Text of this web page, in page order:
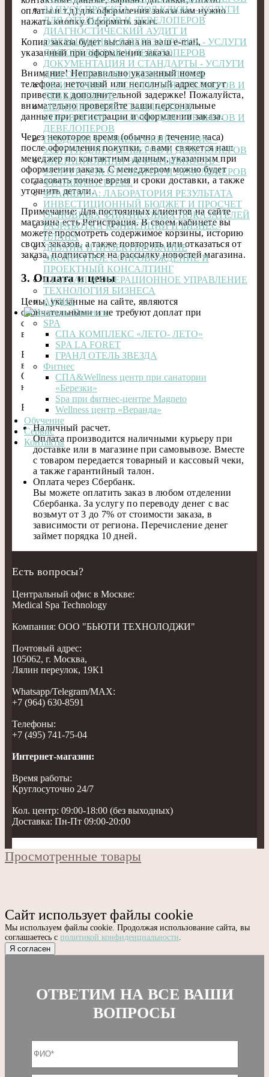
ЗАПУСК ПРОЕКТА «ПОД КЛЮЧ» - УСЛУГИ
ДЛЯ ОТЕЛЬЕРОВ И ДЕВЕЛОПЕРОВ
ДИАГНОСТИЧЕСКИЙ АУДИТ И
ОПЕРАЦИОННАЯ ПЕРЕЗАГРУЗКА - УСЛУГИ
ДЛЯ ОТЕЛЬЕРОВ И ДЕВЕЛОПЕРОВ
ДОКУМЕНТАЦИЯ И СТАНДАРТЫ - УСЛУГИ
ДЛЯ ОТЕЛЬЕРОВ И ДЕВЕЛОПЕРОВ
HR И СЕРВИС - УСЛУГИ ДЛЯ ОТЕЛЬЕРОВ И
ДЕВЕЛОПЕРОВ
МЕДИЦИНСКИЕ СТАНДАРТЫ И
УПРАВЛЕНИЕ - УСЛУГИ ДЛЯ ОТЕЛЬЕРОВ И
ДЕВЕЛОПЕРОВ
ПРОДАЖИ И КЛИЕНТСКИЙ СЕРВИС -
УСЛУГИ ДЛЯ ОТЕЛЬЕРОВ И ДЕВЕЛОПЕРОВ
ОПЕРАЦИОННАЯ ЭФФЕКТИВНОСТЬ -
УСЛУГИ ДЛЯ ОТЕЛЬЕРОВ И ДЕВЕЛОПЕРОВ
ФРАНШИЗА: I-FEEL
ФРАНШИЗА: ЛАБОРАТОРИЯ РЕЗУЛЬТАТА
ИНВЕСТИЦИОННЫЙ БЮДЖЕТ И ПРОСЧЕТ
ОСНОВНЫХ ФИНАНСОВЫХ ПОКАЗАТЕЛЕЙ
РАЗРАБОТКА КОНЦЕПЦИИ И БИЗНЕС-
ПЛАНА
ДИЗАЙН И ПРОЕКТИРОВАНИЕ
ЭКСПЕРТНОЕ СОПРОВОЖДЕНИЕ И
ПРОЕКТНЫЙ КОНСАЛТИНГ
СТАРТАП И ОПЕРАЦИОННОЕ УПРАВЛЕНИЕ
ТЕХНОЛОГИЯ БИЗНЕСА
АУДИТ
Проекты
SPA
СПА КОМПЛЕКС «ЛЕТО- ЛЕТО»
SPA LA FORET
ГРАНД ОТЕЛЬ ЗВЕЗДА
Фитнес
СПА&Wellness центр при санатории
«Березки»
Spa при фитнес-центре Magneto
Wellness центр «Веранда»
Обучение
Сервис
Контакты
оплаты и т.д) для оформления заказа вам нужно
нажать кнопку Оформить заказ.
Копия заказа будет выслана на ваш e-mail,
указанный при оформлении заказа.
Внимание! Неправильно указанный номер
телефона, неточный или неполный адрес могут
привести к дополнительной задержке! Пожалуйста,
внимательно проверяйте ваши персональные
данные при регистрации и оформлении заказа.
Через некоторое время (обычно в течение часа)
после оформления покупки, с вами свяжется наш
менеджер по контактным данным, указанным при
оформлении заказа. С менеджером можно будет
согласовать точное время и сроки доставки, а также
уточнить детали.
Примечание: Для постоянных клиентов на сайте
магазина есть Регистрация. В своем кабинете вы
можете просмотреть содержимое корзины, историю
своих заказов, а также повторить или отказаться от
заказа, подписаться на рассылку новостей магазина.
3. Оплата и цены
Цены, указанные на сайте, являются
окончательными и не требуют доплат при
стандартных условиях поставки. Все налоги
включены в стоимость товара.
Внимание! Для каждого отдельного заказа
возможен только один способ оплаты на ваш выбор.
Оплата заказа по частям различными способами
невозможна.
Возможные способы оплаты:
Наличный расчет.
Оплата производится наличными курьеру при
доставке или в магазине при самовывозе. Вместе
с товаром передается товарный и кассовый чеки,
а также гарантийный талон.
Оплата через Сбербанк.
Вы можете оплатить заказ в любом отделении
Сбербанка. За услугу по переводу денег с вас
возьмут от 3 до 7% от стоимости заказа, в
зависимости от региона. Перечисление денег
займет порядка 10 дней.
Есть вопросы?
Центральный офис в Москве:
Medical Spa Technology
Компания: ООО "БЬЮТИ ТЕХНОЛОДЖИ"
Почтовый адрес:
105062, г. Москва,
Лялин переулок, 19К1
Whatsapp/Telegram/MAX:
+7 (964) 630-8591
Телефоны:
+7 (495) 741-75-04
Интернет-магазин:
Время работы:
Круглосуточно 24/7
Кол. центр: 09:00-18:00 (без выходных)
Доставка: Пн-Пт 09:00-20:00
Просмотренные товары
Сайт использует файлы cookie
Мы используем файлы cookie. Продолжая использование сайта, вы
соглашаетесь с политикой конфиденциальности
Я согласен
ОТВЕТИМ НА ВСЕ ВАШИ
ВОПРОСЫ